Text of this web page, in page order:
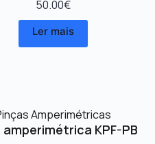
50.00€
Ler mais
Amperimétricas
amperimétrica KPF-PB